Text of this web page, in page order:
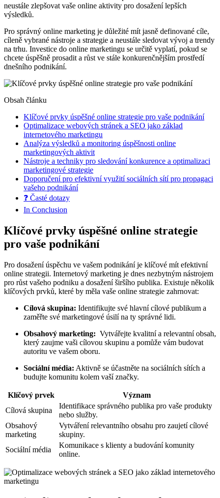
neustále zlepšovat vaše online aktivity pro⁤ dosažení lepších
výsledků.
Pro správný online marketing ‍je důležité mít jasně definované cíle,
cíleně vybrané ⁢nástroje a strategie a neustále sledovat vývoj ⁣a trendy
⁣na trhu. Investice do​ online marketingu se určitě vyplatí, pokud se
chcete⁢ úspěšně prosadit a růst ve ‌stále konkurenčnějším prostředí
dnešního⁤ podnikání.
Obsah článku
Klíčové prvky úspěšné online strategie pro vaše ​podnikání
Optimalizace ‍webových stránek a⁢ SEO jako základ
internetového marketingu
Analýza výsledků a monitoring ‌úspěšnosti online
marketingových aktivit
Nástroje a techniky pro‍ sledování konkurence a optimalizaci
marketingové strategie
Doporučení pro efektivní⁤ využití sociálních sítí pro propagaci
vašeho podnikání
❓ Časté dotazy
In Conclusion
Klíčové prvky úspěšné online strategie
pro vaše ​podnikání
Pro dosažení úspěchu ve vašem podnikání je klíčové mít efektivní
online strategii.⁤ Internetový marketing‍ je‍ dnes nezbytným nástrojem
pro​ růst‍ vašeho podniku a dosažení širšího publika. Existuje několik
klíčových prvků, ‍které by ⁣měla vaše online⁤ strategie⁣ zahrnovat:
Cílová⁢ skupina: Identifikujte své hlavní cílové publikum a
zaměřte⁣ své marketingové⁢ úsilí na ty správné ‌lidi.
Obsahový marketing: ⁢ Vytvářejte kvalitní a ​relevantní obsah,
který zaujme⁣ vaši ​cílovou skupinu a pomůže vám budovat
autoritu ve vašem oboru.
Sociální‍ média: Aktivně se účastněte na sociálních‍ sítích ‍a
budujte komunitu kolem ⁣vaší značky.
Klíčový prvek
Význam
Cílová skupina
Identifikace správného publika pro vaše produkty
nebo⁣ služby.
Obsahový‌
marketing
Vytváření relevantního obsahu ‌pro zaujetí cílové
skupiny.
Sociální média
Komunikace s klienty a budování komunity
online.